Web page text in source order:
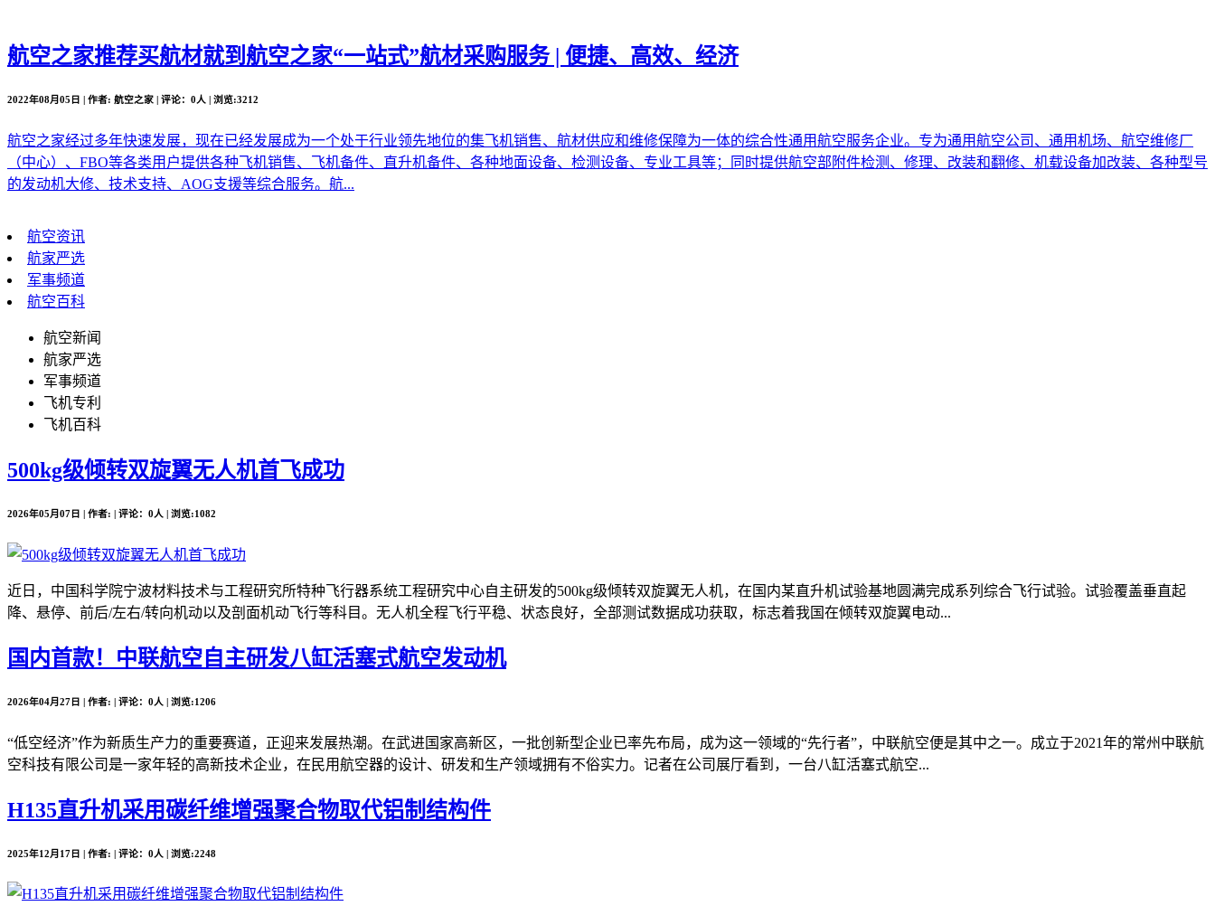
航空之家推荐买航材就到航空之家“一站式”航材采购服务 | 便捷、高效、经济
2022年08月05日 | 作者: 航空之家 | 评论：0人 | 浏览:3212
航空之家经过多年快速发展，现在已经发展成为一个处于行业领先地位的集飞机销售、航材供应和维修保障为一体的综合性通用航空服务企业。专为通用航空公司、通用机场、航空维修厂
（中心）、FBO等各类用户提供各种飞机销售、飞机备件、直升机备件、各种地面设备、检测设备、专业工具等；同时提供航空部附件检测、修理、改装和翻修、机载设备加改装、各种型号
的发动机大修、技术支持、AOG支援等综合服务。航...
航空资讯
航家严选
军事频道
航空百科
航空新闻
航家严选
军事频道
飞机专利
飞机百科
500kg级倾转双旋翼无人机首飞成功
2026年05月07日 | 作者: | 评论：0人 | 浏览:1082
近日，中国科学院宁波材料技术与工程研究所特种飞行器系统工程研究中心自主研发的500kg级倾转双旋翼无人机，在国内某直升机试验基地圆满完成系列综合飞行试验。试验覆盖垂直起
降、悬停、前后/左右/转向机动以及剖面机动飞行等科目。无人机全程飞行平稳、状态良好，全部测试数据成功获取，标志着我国在倾转双旋翼电动...
国内首款！中联航空自主研发八缸活塞式航空发动机
2026年04月27日 | 作者: | 评论：0人 | 浏览:1206
“低空经济”作为新质生产力的重要赛道，正迎来发展热潮。在武进国家高新区，一批创新型企业已率先布局，成为这一领域的“先行者”，中联航空便是其中之一。成立于2021年的常州中联航
空科技有限公司是一家年轻的高新技术企业，在民用航空器的设计、研发和生产领域拥有不俗实力。记者在公司展厅看到，一台八缸活塞式航空...
H135直升机采用碳纤维增强聚合物取代铝制结构件
2025年12月17日 | 作者: | 评论：0人 | 浏览:2248